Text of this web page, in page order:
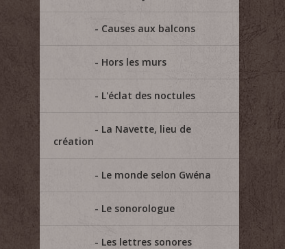
Causes aux balcons
Hors les murs
L'éclat des noctules
La Navette, lieu de
création
Le monde selon Gwéna
Le sonorologue
Les lettres sonores